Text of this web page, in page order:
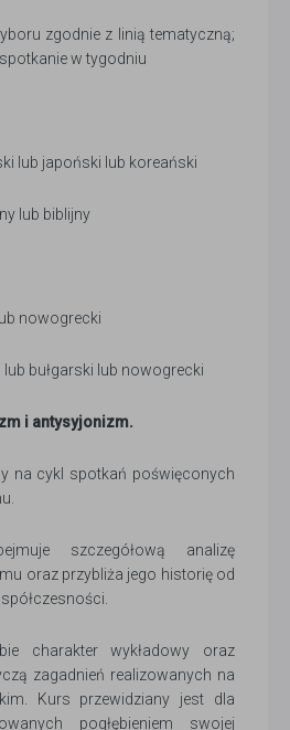
zgodnie z linią tematyczną;
w tygodniu
lub japoński lub koreański
lub biblijny
nowogrecki
bułgarski lub nowogrecki
i antysyjonizm.
na cykl spotkań poświęconych
szczegółową analizę
oraz przybliża jego historię od
charakter wykładowy oraz
zagadnień realizowanych na
Kurs przewidziany jest dla
pogłębieniem swojej